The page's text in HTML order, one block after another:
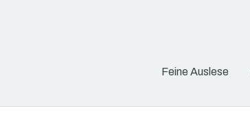
Feine Auslese